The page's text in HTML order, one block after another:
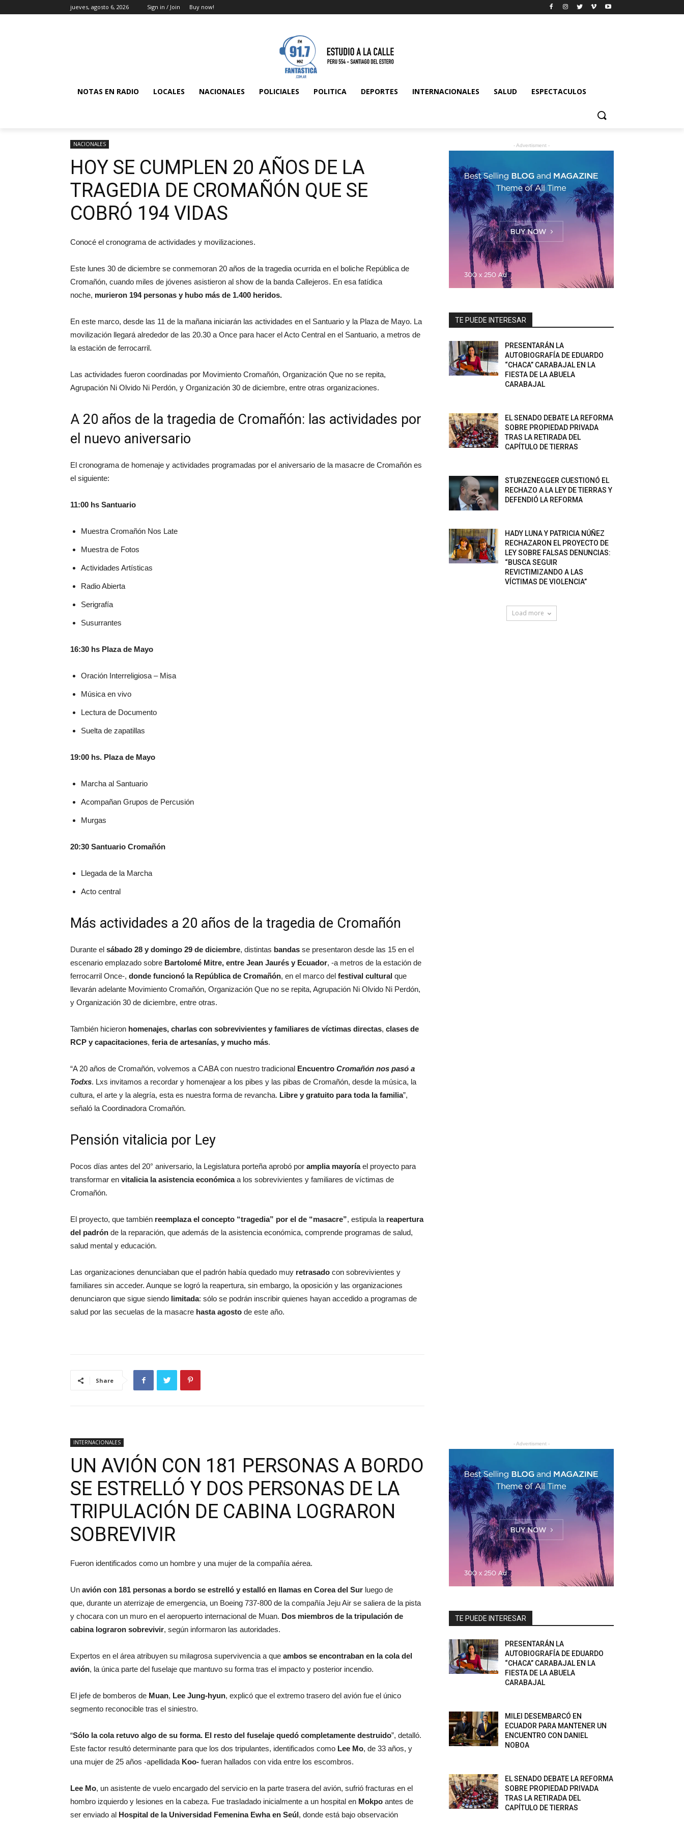
jueves, agosto 6, 2026 Sign in / Join Buy now!
NOTAS EN RADIO LOCALES NACIONALES POLICIALES POLITICA DEPORTES INTERNACIONALES SALUD ESPECTACULOS
NACIONALES
HOY SE CUMPLEN 20 AÑOS DE LA
TRAGEDIA DE CROMAÑÓN QUE SE
COBRÓ 194 VIDAS
Conocé el cronograma de actividades y movilizaciones.
Este lunes 30 de diciembre se conmemoran 20 años de la tragedia ocurrida en el boliche República de
Cromañón, cuando miles de jóvenes asistieron al show de la banda Callejeros. En esa fatídica
noche, murieron 194 personas y hubo más de 1.400 heridos.
En este marco, desde las 11 de la mañana iniciarán las actividades en el Santuario y la Plaza de Mayo. La
movilización llegará alrededor de las 20.30 a Once para hacer el Acto Central en el Santuario, a metros de
la estación de ferrocarril.
Las actividades fueron coordinadas por Movimiento Cromañón, Organización Que no se repita,
Agrupación Ni Olvido Ni Perdón, y Organización 30 de diciembre, entre otras organizaciones.
A 20 años de la tragedia de Cromañón: las actividades por
el nuevo aniversario
El cronograma de homenaje y actividades programadas por el aniversario de la masacre de Cromañón es
el siguiente:
11:00 hs Santuario
Muestra Cromañón Nos Late
Muestra de Fotos
Actividades Artísticas
Radio Abierta
Serigrafía
Susurrantes
16:30 hs Plaza de Mayo
Oración Interreligiosa – Misa
Música en vivo
Lectura de Documento
Suelta de zapatillas
19:00 hs. Plaza de Mayo
Marcha al Santuario
Acompañan Grupos de Percusión
Murgas
20:30 Santuario Cromañón
Llegada de la Marcha
Acto central
Más actividades a 20 años de la tragedia de Cromañón
Durante el sábado 28 y domingo 29 de diciembre, distintas bandas se presentaron desde las 15 en el
escenario emplazado sobre Bartolomé Mitre, entre Jean Jaurés y Ecuador, -a metros de la estación de
ferrocarril Once-, donde funcionó la República de Cromañón, en el marco del festival cultural que
llevarán adelante Movimiento Cromañón, Organización Que no se repita, Agrupación Ni Olvido Ni Perdón,
y Organización 30 de diciembre, entre otras.
También hicieron homenajes, charlas con sobrevivientes y familiares de víctimas directas, clases de
RCP y capacitaciones, feria de artesanías, y mucho más.
“A 20 años de Cromañón, volvemos a CABA con nuestro tradicional Encuentro Cromañón nos pasó a
Todxs. Lxs invitamos a recordar y homenajear a los pibes y las pibas de Cromañón, desde la música, la
cultura, el arte y la alegría, esta es nuestra forma de revancha. Libre y gratuito para toda la familia”,
señaló la Coordinadora Cromañón.
Pensión vitalicia por Ley
Pocos días antes del 20° aniversario, la Legislatura porteña aprobó por amplia mayoríael proyecto para
transformar en vitalicia la asistencia económicaa los sobrevivientes y familiares de víctimas de
Cromañón.
El proyecto, que también reemplaza el concepto “tragedia” por el de “masacre”, estipula la reapertura
del padrón de la reparación, que además de la asistencia económica, comprende programas de salud,
salud mental y educación.
Las organizaciones denunciaban que el padrón había quedado muy retrasado con sobrevivientes y
familiares sin acceder. Aunque se logró la reapertura, sin embargo, la oposición y las organizaciones
denunciaron que sigue siendo limitada: sólo se podrán inscribir quienes hayan accedido a programas de
salud por las secuelas de la masacre hasta agosto de este año.
Share
- Advertisment -
TE PUEDE INTERESAR
PRESENTARÁN LA
AUTOBIOGRAFÍA DE EDUARDO
“CHACA” CARABAJAL EN LA
FIESTA DE LA ABUELA
CARABAJAL
EL SENADO DEBATE LA REFORMA
SOBRE PROPIEDAD PRIVADA
TRAS LA RETIRADA DEL
CAPÍTULO DE TIERRAS
STURZENEGGER CUESTIONÓ EL
RECHAZO A LA LEY DE TIERRAS Y
DEFENDIÓ LA REFORMA
HADY LUNA Y PATRICIA NÚÑEZ
RECHAZARON EL PROYECTO DE
LEY SOBRE FALSAS DENUNCIAS:
“BUSCA SEGUIR
REVICTIMIZANDO A LAS
VÍCTIMAS DE VIOLENCIA”
Load more